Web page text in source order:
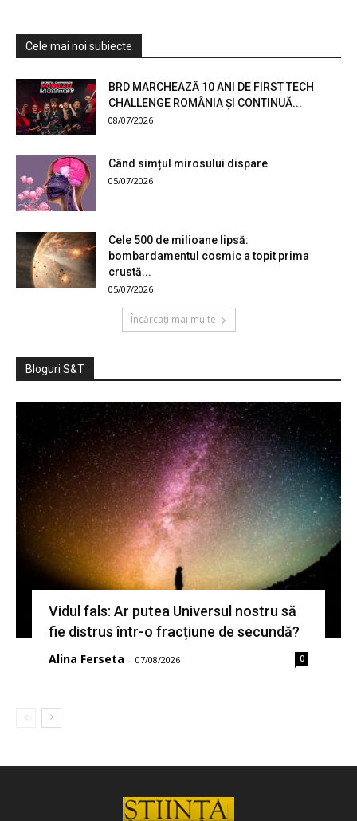
Cele mai noi subiecte
BRD MARCHEAZĂ 10 ANI DE FIRST TECH
CHALLENGE ROMÂNIA ȘI CONTINUĂ...
08/07/2026
Când simțul mirosului dispare
05/07/2026
Cele 500 de milioane lipsă:
bombardamentul cosmic a topit prima
crustă...
05/07/2026
Încărcați mai multe
Bloguri S&T
Vidul fals: Ar putea Universul nostru să
fie distrus într-o fracțiune de secundă?
Alina Ferseta - 07/08/2026 0